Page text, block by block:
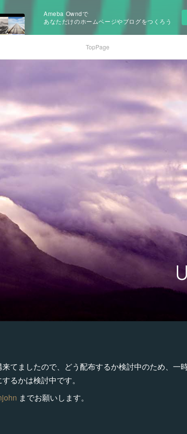
Ameba Owndで
あなただけのホームページやブログをつくろう
TopPage
てましたので、どう配布するか検討中のため、一
るかは検討中です。
までお願いします。